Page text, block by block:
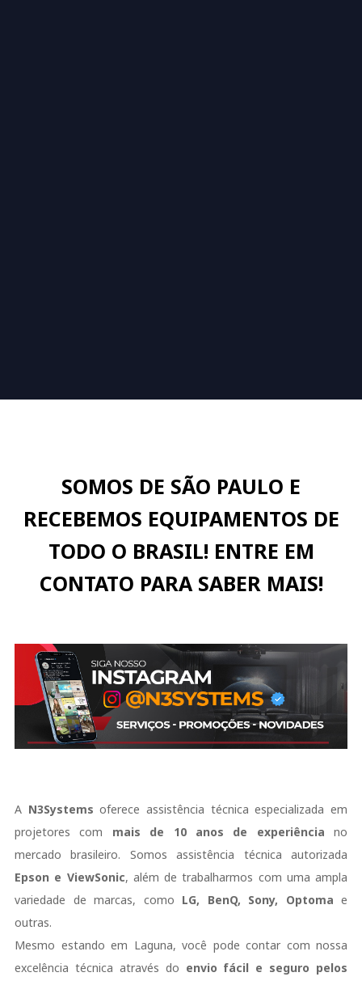
SOMOS DE SÃO PAULO E
RECEBEMOS EQUIPAMENTOS DE
TODO O BRASIL! ENTRE EM
CONTATO PARA SABER MAIS!
A N3Systems oferece assistência técnica especializada em
projetores com mais de 10 anos de experiência no
mercado brasileiro. Somos assistência técnica autorizada
Epson e ViewSonic, além de trabalharmos com uma ampla
variedade de marcas, como LG, BenQ, Sony, Optoma e
outras.
Mesmo estando em Laguna, você pode contar com nossa
excelência técnica através do envio fácil e seguro pelos